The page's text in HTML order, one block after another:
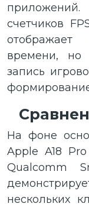
счетчиков
времени, но
запись
На фоне
Apple A18
Qualcomm
нескольких